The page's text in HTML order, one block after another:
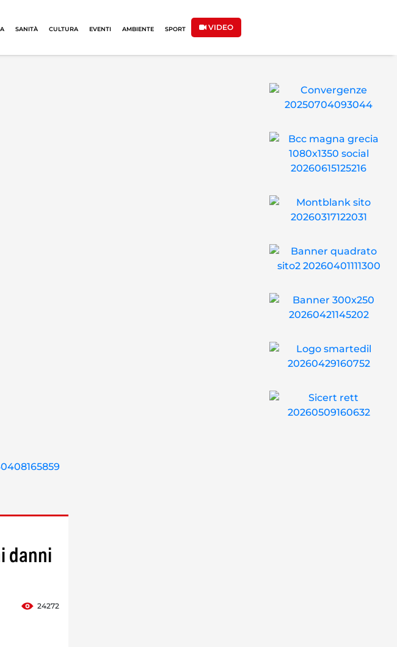
SANITÀ CULTURA EVENTI AMBIENTE SPORT VIDEO
danni
24272